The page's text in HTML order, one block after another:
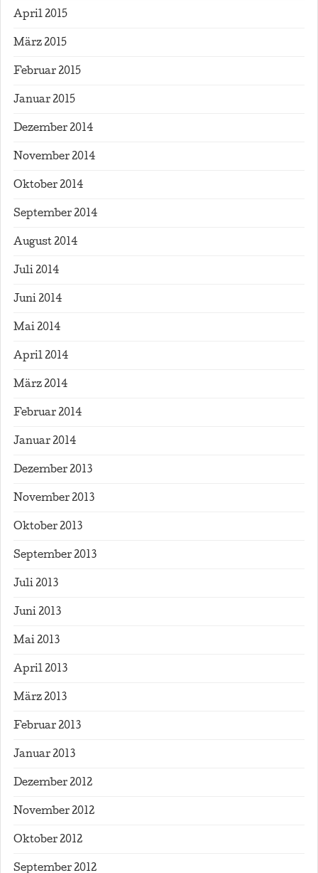
April 2015
März 2015
Februar 2015
Januar 2015
Dezember 2014
November 2014
Oktober 2014
September 2014
August 2014
Juli 2014
Juni 2014
Mai 2014
April 2014
März 2014
Februar 2014
Januar 2014
Dezember 2013
November 2013
Oktober 2013
September 2013
Juli 2013
Juni 2013
Mai 2013
April 2013
März 2013
Februar 2013
Januar 2013
Dezember 2012
November 2012
Oktober 2012
September 2012